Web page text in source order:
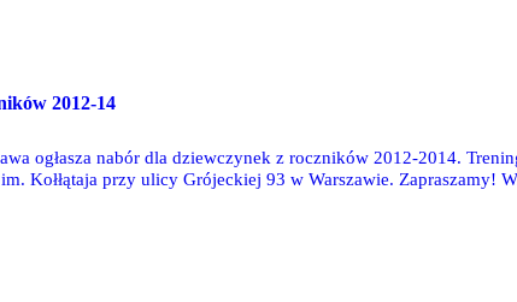
2012-14
ogłasza nabór dla dziewczynek z roczników 2012-2014.
Kołłątaja przy ulicy Grójeckiej 93 w Warszawie. Zapraszamy!